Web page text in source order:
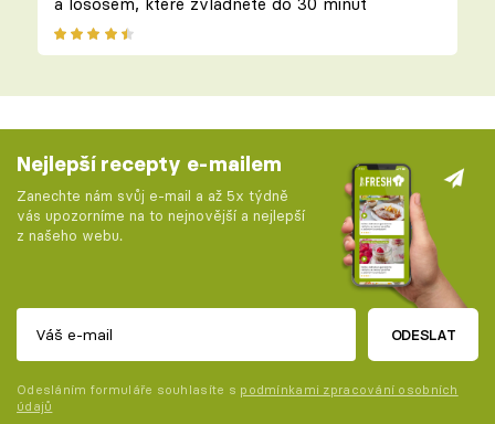
a lososem, které zvládnete do 30 minut
Nejlepší recepty e-mailem
Zanechte nám svůj e-mail a až 5x týdně
vás upozorníme na to nejnovější a nejlepší
z našeho webu.
ODESLAT
Odesláním formuláře souhlasíte s podmínkami zpracování osobních
údajů